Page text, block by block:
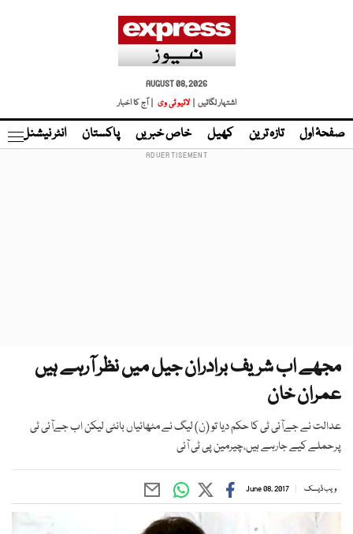
AUGUST 08, 2026
اشتہار لگائیں |
لائیو ٹی وی | آج کا اخبار
صفحۂ اول تازہ ترین کھیل خاص خبریں پاکستان انٹر نیشنل
مجھے اب شریف برادران جیل میں نظر آرہے ہیں
عمران خان
عدالت نے جےآئی ٹی کا حکم دیا تو (ن) لیگ نے مٹھائیاں بانٹی لیکن اب جےآئی ٹی
پرحملے کیے جارہے ہیں،چیرمین پی ٹی آئی
ویب ڈیسک June 08, 2017